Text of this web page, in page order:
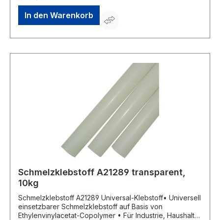
Rohstoffe entsprechen den FDA-Richtlinien 175.105 für
die Umverpackung von Lebensmitteln •
Erweichungspunkt: ca. 105 °C • Wärmestandfestigkeit:
ca. 65 °C • Viskosität: ca. 4000 mPas bei 180 °C •
von der Auftragsmenge) • Abbindezeit: ca. 7 Sek.
(abhängig von der Isolierwirkung der Materialien,
Co. KG, Hinterm Sielhof 25, 28277 Bremen, DE, +49 (0)
421 - 51 20-0, info@buehnen.de
In den Warenkorb
Schmelzklebstoff A21289 transparent,
10kg
Schmelzklebstoff A21289 Universal-Klebstoff• Universell
einsetzbarer Schmelzklebstoff auf Basis von
Ethylenvinylacetat-Copolymer • Für Industrie, Haushalt